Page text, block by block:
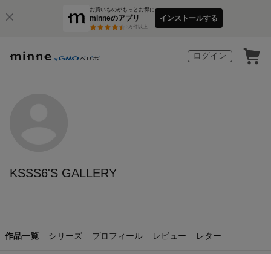
お買いものがもっとお得に
minneのアプリ
3万件以上
インストールする
ログイン
KSSS6'S GALLERY
作品一覧 シリーズ プロフィール レビュー レター